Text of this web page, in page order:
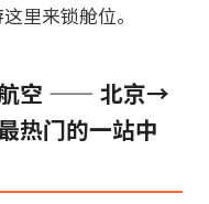
里来锁舱位。
航空 —— 北京→
热门的一站中